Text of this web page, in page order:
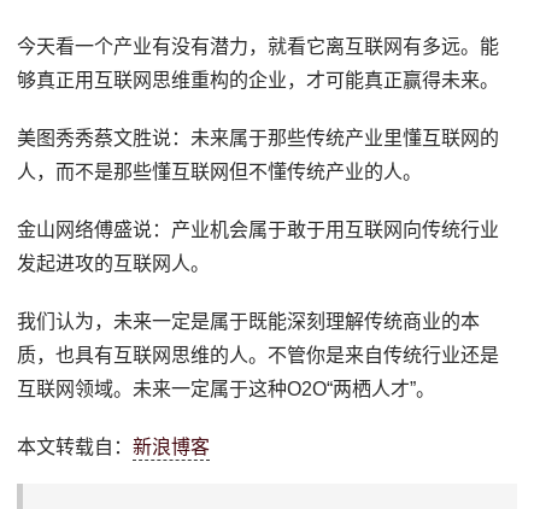
今天看一个产业有没有潜力，就看它离互联网有多远。能
够真正用互联网思维重构的企业，才可能真正赢得未来。
美图秀秀蔡文胜说：未来属于那些传统产业里懂互联网的
人，而不是那些懂互联网但不懂传统产业的人。
金山网络傅盛说：产业机会属于敢于用互联网向传统行业
发起进攻的互联网人。
我们认为，未来一定是属于既能深刻理解传统商业的本
质，也具有互联网思维的人。不管你是来自传统行业还是
互联网领域。未来一定属于这种O2O“两栖人才”。
本文转载自：新浪博客